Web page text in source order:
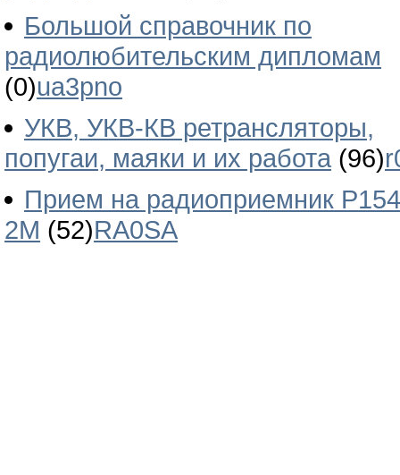
Большой справочник по
радиолюбительским дипломам
(0)ua3pno
УКВ, УКВ-КВ ретрансляторы,
попугаи, маяки и их работа (96)
Прием на радиоприемник
2М (52)RA0SA